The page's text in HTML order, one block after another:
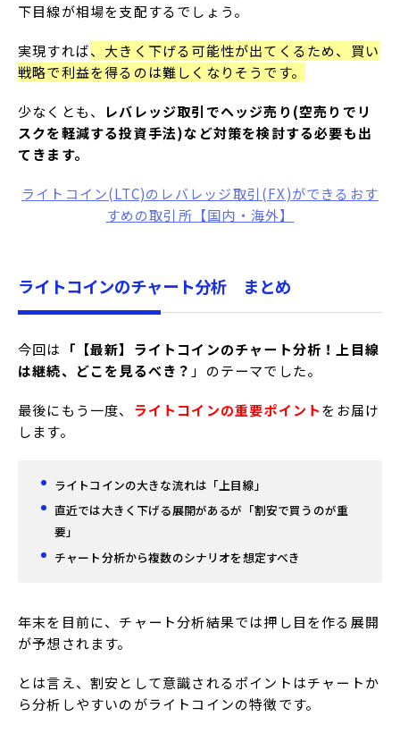
下目線が相場を支配するでしょう。
実現すれば、大きく下げる可能性が出てくるため、買い
戦略で利益を得るのは難しくなりそうです。
少なくとも、
レバレッジ取引でヘッジ売り(空売りでリ
スクを軽減する投資手法)など対策を検討する必要も出
てきます。
ライトコイン(LTC)のレバレッジ取引(FX)ができるおす
すめの取引所【国内・海外】
ライトコインのチャート分析 まとめ
今回は
「【最新】ライトコインのチャート分析！上目線
は継続、どこを見るべき？ 」のテーマでした。
最後にもう一度、 ライトコインの重要ポイントをお届け
します。
ライトコインの大きな流れは「上目線」
直近では大きく下げる展開があるが「割安で買うのが重
要」
チャート分析から複数のシナリオを想定すべき
年末を目前に、チャート分析結果では押し目を作る展開
が予想されます。
とは言え、割安として意識されるポイントはチャートか
ら分析しやすいのがライトコインの特徴です。